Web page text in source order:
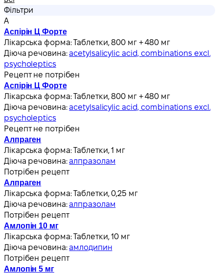
Фільтри
А
Аспірін Ц Форте
Лікарська форма:Таблетки, 800 мг + 480 мг
Діюча речовина:acetylsalicylic acid, combinations excl.
psycholeptics
Рецепт не потрібен
Аспірін Ц Форте
Лікарська форма:Таблетки, 800 мг + 480 мг
Діюча речовина:acetylsalicylic acid, combinations excl.
psycholeptics
Рецепт не потрібен
Алпраген
Лікарська форма:Таблетки, 1 мг
Діюча речовина:алпразолам
Потрібен рецепт
Алпраген
Лікарська форма:Таблетки, 0,25 мг
Діюча речовина:алпразолам
Потрібен рецепт
Амлопін 10 мг
Лікарська форма:Таблетки, 10 мг
Діюча речовина:амлодипин
Потрібен рецепт
Амлопін 5 мг